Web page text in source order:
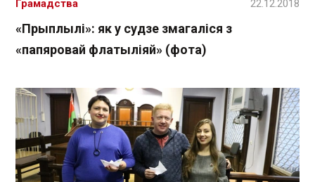
«Прыплылі»: як у судзе змагаліся з
«папяровай флатыліяй» (фота)
Грамадства 22.12.2018